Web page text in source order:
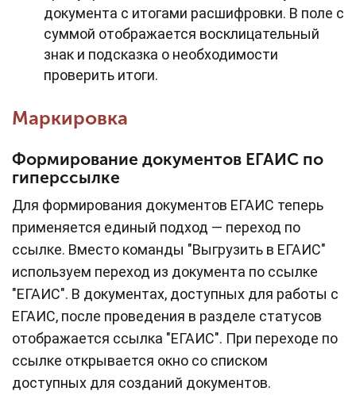
документа с итогами расшифровки. В поле с
суммой отображается восклицательный
знак и подсказка о необходимости
проверить итоги.
Маркировка
Формирование документов ЕГАИС по
гиперссылке
Для формирования документов ЕГАИС теперь
применяется единый подход — переход по
ссылке. Вместо команды "Выгрузить в ЕГАИС"
используем переход из документа по ссылке
"ЕГАИС". В документах, доступных для работы с
ЕГАИС, после проведения в разделе статусов
отображается ссылка "ЕГАИС". При переходе по
ссылке открывается окно со списком
доступных для созданий документов.